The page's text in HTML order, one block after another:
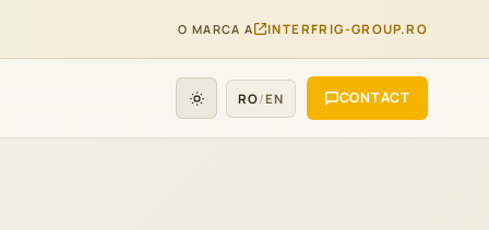
O MARCA A INTERFRIG-GROUP.RO
RO/EN CONTACT